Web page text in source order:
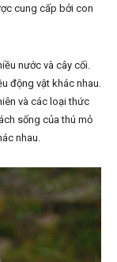
cung cấp bởi con
nước và cây cối.
động vật khác nhau.
và các loại thức
sống của thú mỏ
nhau.